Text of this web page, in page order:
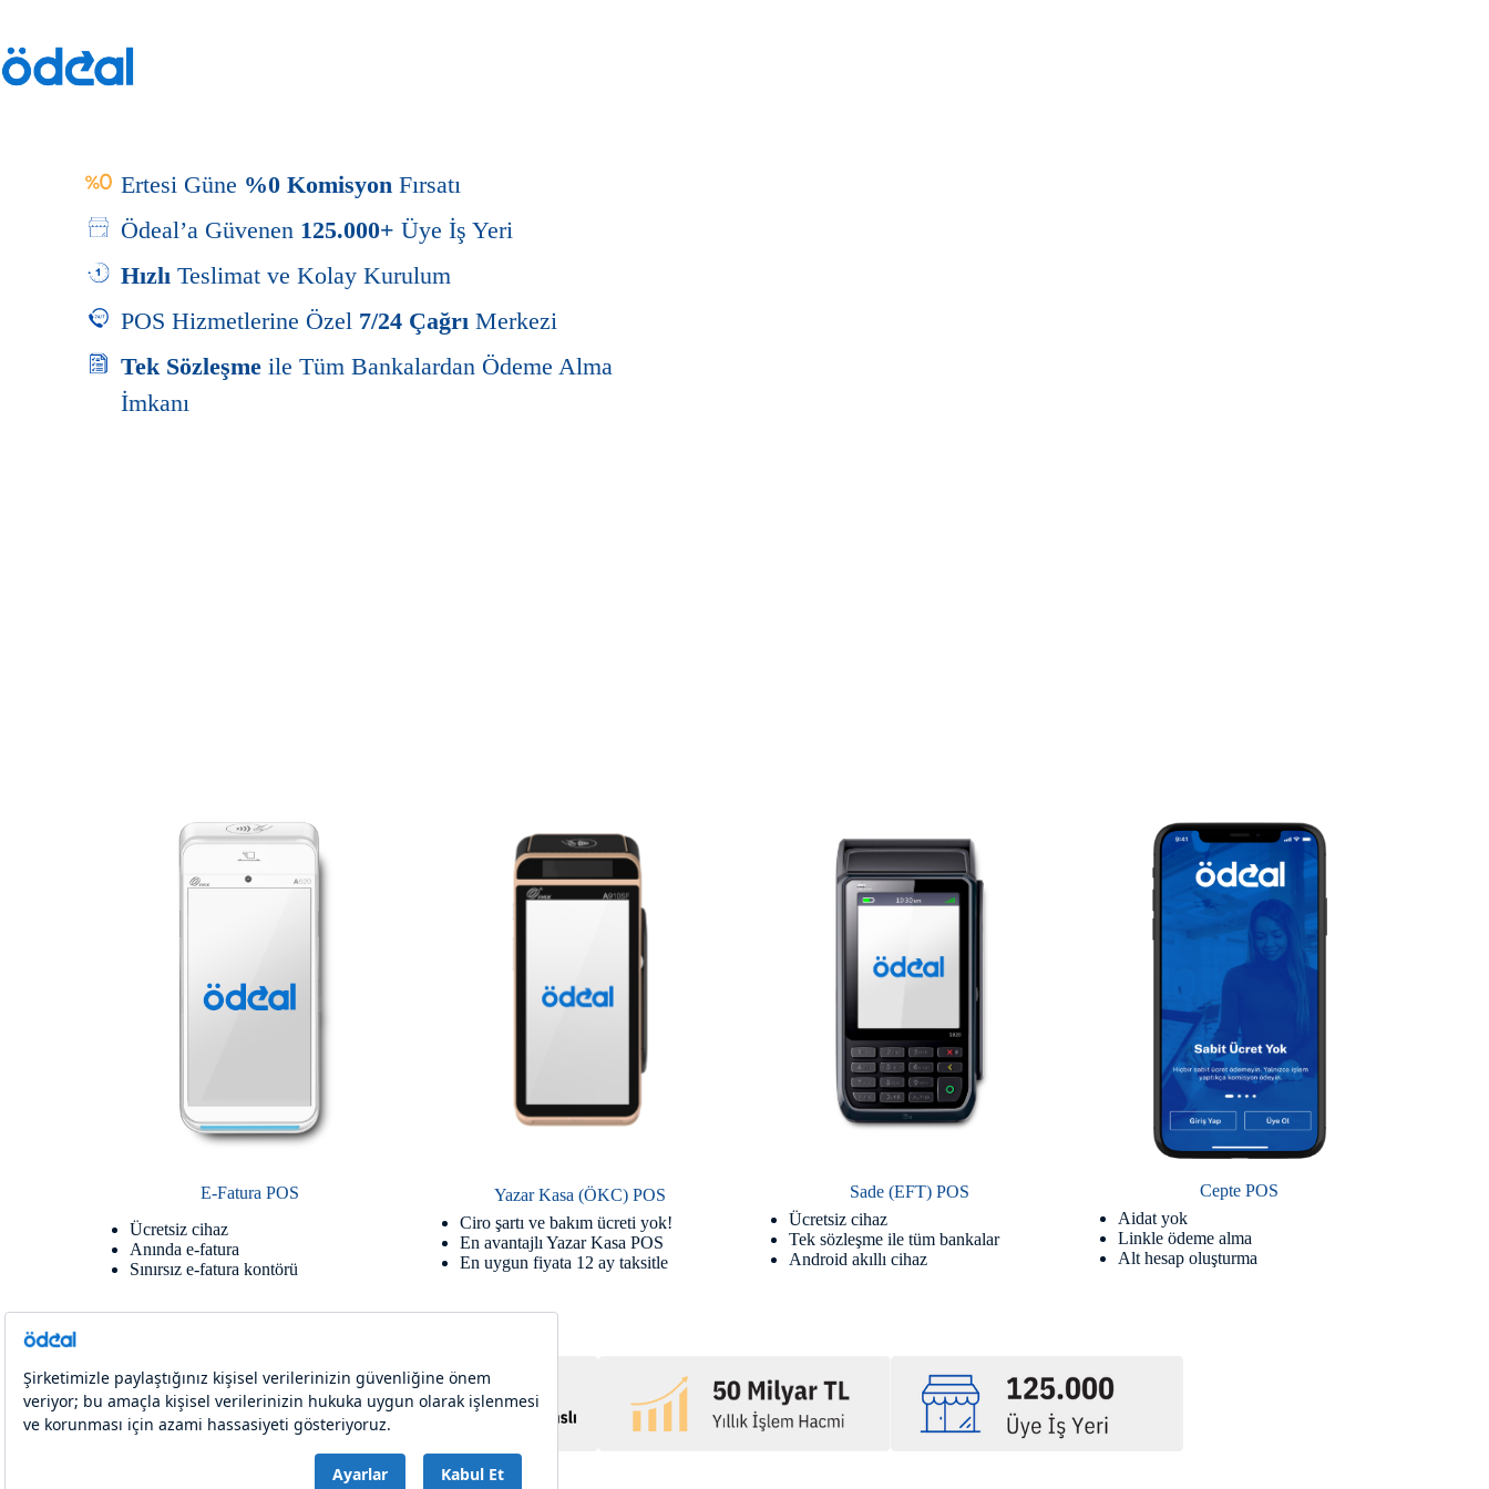
Ertesi Güne %0 Komisyon Fırsatı
Ödeal’a Güvenen 125.000+ Üye İş Yeri
Hızlı Teslimat ve Kolay Kurulum
POS Hizmetlerine Özel 7/24 ÇağrıMerkezi
Tek Sözleşme ile Tüm Bankalardan Ödeme Alma
İmkanı
E-Fatura POS
Ücretsiz cihaz
Anında e-fatura
Sınırsız e-fatura kontörü
Yazar Kasa (ÖKC) POS
Ciro şartı ve bakım ücreti yok!
En avantajlı Yazar Kasa POS
En uygun fiyata 12 ay taksitle
Sade (EFT) POS
Ücretsiz cihaz
Tek sözleşme ile tüm bankalar
Android akıllı cihaz
Cepte POS
Aidat yok
Linkle ödeme alma
Alt hesap oluşturma